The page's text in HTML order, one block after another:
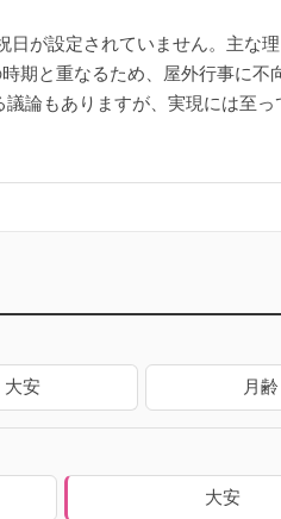
が設定されていません。主な
期と重なるため、屋外行事に
論もありますが、実現には至
大安 月齢
大安